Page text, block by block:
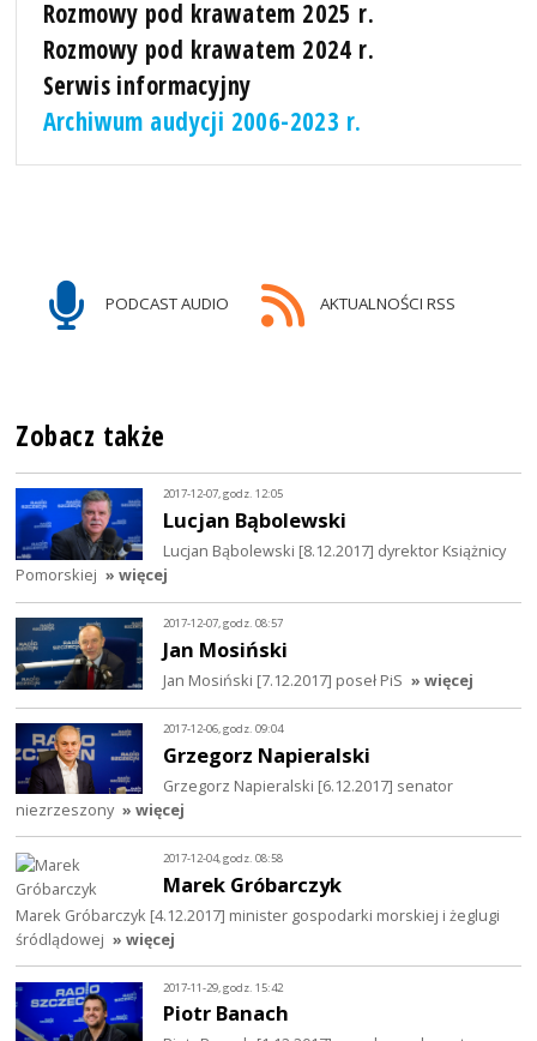
Rozmowy pod krawatem 2025 r.
Rozmowy pod krawatem 2024 r.
Serwis informacyjny
Archiwum audycji 2006-2023 r.
PODCAST AUDIO AKTUALNOŚCI RSS
Zobacz także
2017-12-07, godz. 12:05
Lucjan Bąbolewski
Lucjan Bąbolewski [8.12.2017] dyrektor Książnicy
Pomorskiej » więcej
2017-12-07, godz. 08:57
Jan Mosiński
Jan Mosiński [7.12.2017] poseł PiS » więcej
2017-12-06, godz. 09:04
Grzegorz Napieralski
Grzegorz Napieralski [6.12.2017] senator
niezrzeszony » więcej
2017-12-04, godz. 08:58
Marek Gróbarczyk
Marek Gróbarczyk [4.12.2017] minister gospodarki morskiej i żeglugi
śródlądowej » więcej
2017-11-29, godz. 15:42
Piotr Banach